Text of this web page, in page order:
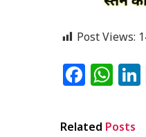
Post Views:
Related Posts